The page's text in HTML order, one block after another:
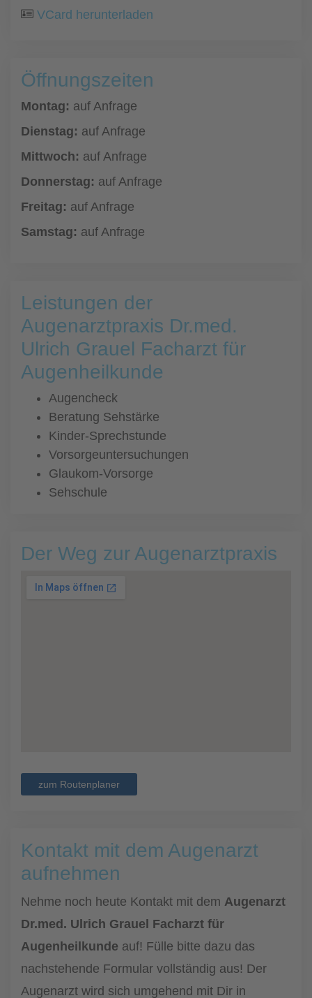
VCard herunterladen
Öffnungszeiten
Montag: auf Anfrage
Dienstag: auf Anfrage
Mittwoch: auf Anfrage
Donnerstag: auf Anfrage
Freitag: auf Anfrage
Samstag: auf Anfrage
Leistungen der
Augenarztpraxis Dr.med.
Ulrich Grauel Facharzt für
Augenheilkunde
Augencheck
Beratung Sehstärke
Kinder-Sprechstunde
Vorsorgeuntersuchungen
Glaukom-Vorsorge
Sehschule
Der Weg zur Augenarztpraxis
zum Routenplaner
Kontakt mit dem Augenarzt
aufnehmen
Nehme noch heute Kontakt mit dem Augenarzt
Dr.med. Ulrich Grauel Facharzt für
Augenheilkunde auf! Fülle bitte dazu das
nachstehende Formular vollständig aus! Der
Augenarzt wird sich umgehend mit Dir in